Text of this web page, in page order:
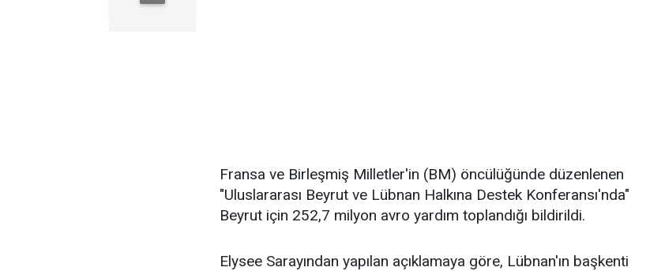
Fransa ve Birleşmiş Milletler'in (BM) öncülüğünde düzenlenen
"Uluslararası Beyrut ve Lübnan Halkına Destek Konferansı'nda"
Beyrut için 252,7 milyon avro yardım toplandığı bildirildi.
Elysee Sarayından yapılan açıklamaya göre, Lübnan'ın başkenti